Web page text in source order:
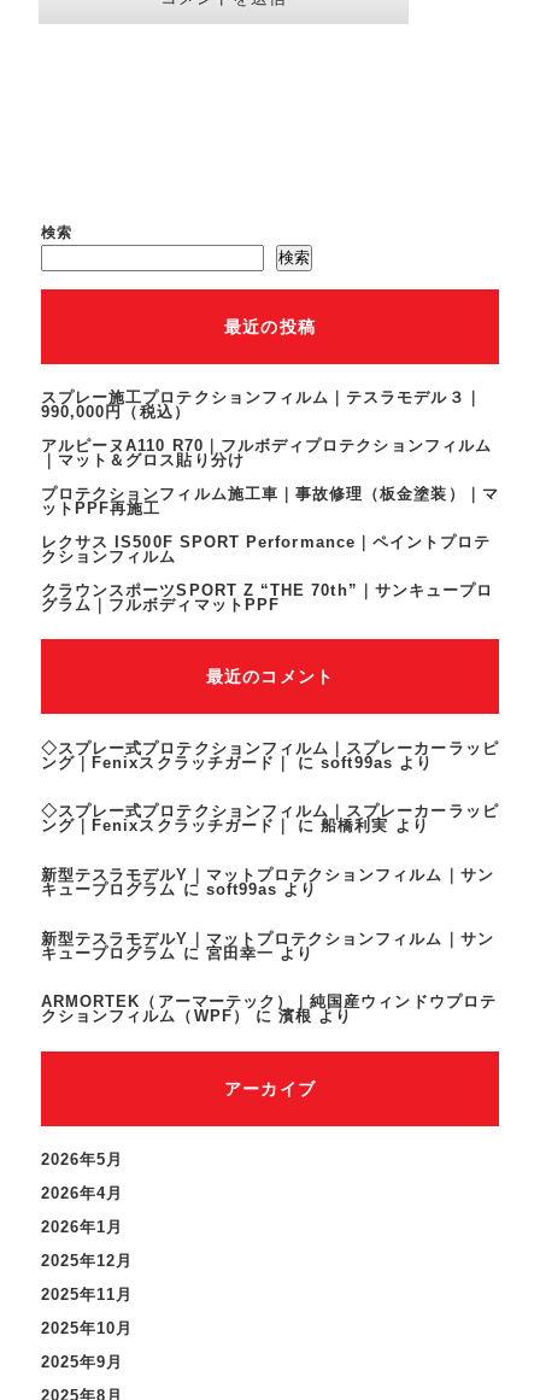
検索
検索
最近の投稿
スプレー施工プロテクションフィルム｜テスラモデル３｜
990,000円（税込）
アルピーヌA110 R70｜フルボディプロテクションフィルム
｜マット＆グロス貼り分け
プロテクションフィルム施工車｜事故修理（板金塗装）｜マ
ットPPF再施工
レクサス IS500F SPORT Performance｜ペイントプロテ
クションフィルム
クラウンスポーツSPORT Z “THE 70th”｜サンキュープロ
グラム｜フルボディマットPPF
最近のコメント
◇スプレー式プロテクションフィルム｜スプレーカーラッピ
ング｜Fenixスクラッチガード｜
にsoft99as より
◇スプレー式プロテクションフィルム｜スプレーカーラッピ
ング｜Fenixスクラッチガード｜
に船橋利実 より
新型テスラモデルY｜マットプロテクションフィルム｜サン
キュープログラム に soft99as より
新型テスラモデルY｜マットプロテクションフィルム｜サン
キュープログラム
に 宮田幸一 より
ARMORTEK（アーマーテック）｜純国産ウィンドウプロテ
クションフィルム（WPF）
に 濱根 より
アーカイブ
2026年5月
2026年4月
2026年1月
2025年12月
2025年11月
2025年10月
2025年9月
2025年8月